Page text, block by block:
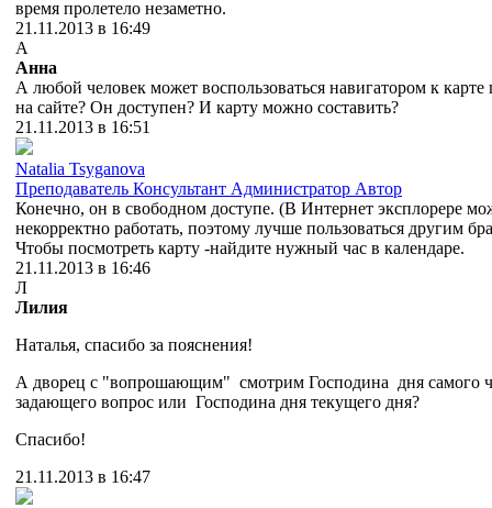
время пролетело незаметно.
21.11.2013 в 16:49
А
Анна
А любой человек может воспользоваться навигатором к карте
на сайте? Он доступен? И карту можно составить?
21.11.2013 в 16:51
Natalia Tsyganova
Преподаватель Консультант Администратор Автор
Конечно, он в свободном доступе. (В Интернет эксплорере
некорректно работать, поэтому лучше пользоваться другим
Чтобы посмотреть карту -найдите нужный час в календаре.
21.11.2013 в 16:46
Л
Лилия
Наталья, спасибо за пояснения!
А дворец с "вопрошающим" смотрим Господина дня самого
задающего вопрос или Господина дня текущего дня?
Спасибо!
21.11.2013 в 16:47